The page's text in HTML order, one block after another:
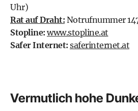
Uhr)
Rat auf Draht: Notrufnummer
Stopline: www.stopline.at
Safer Internet: saferinternet.at
Vermutlich hohe